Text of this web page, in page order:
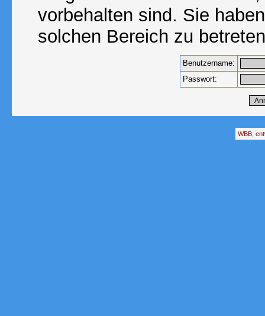
vorbehalten sind. Sie
solchen Bereich zu
Benutzername:
Passwort:
WBB,